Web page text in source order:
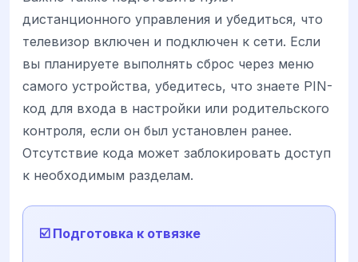
дистанционного управления и убедиться, что
телевизор включен и подключен к сети. Если
вы планируете выполнять сброс через меню
самого устройства, убедитесь, что знаете PIN-
код для входа в настройки или родительского
контроля, если он был установлен ранее.
Отсутствие кода может заблокировать доступ
к необходимым разделам.
☑️ Подготовка к отвязке